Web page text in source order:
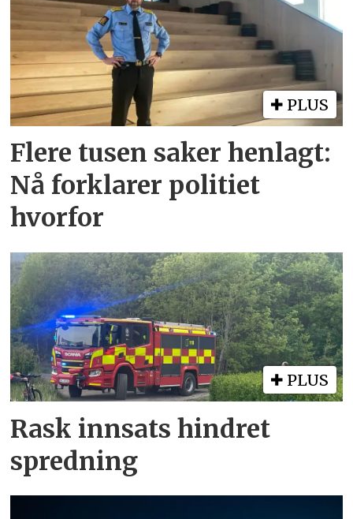
PLUS
Flere tusen saker henlagt:
Nå forklarer politiet
hvorfor
PLUS
Rask innsats hindret
spredning